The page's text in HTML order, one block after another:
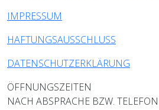
IMPRESSUM
HAFTUNGSAUSSCHLUSS
DATENSCHUTZERKLÄRUNG
ÖFFNUNGSZEITEN
NACH ABSPRACHE BZW.